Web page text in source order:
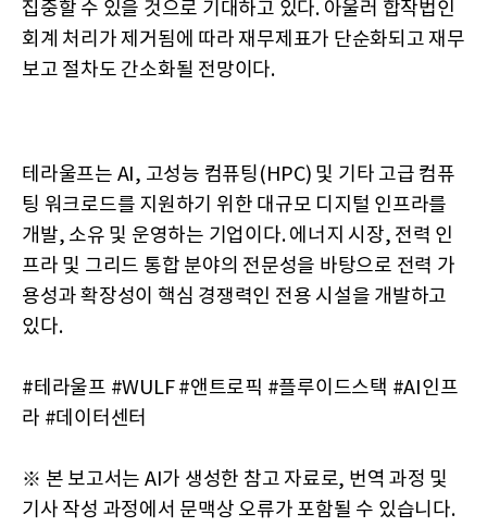
집중할 수 있을 것으로 기대하고 있다. 아울러 합작법인
회계 처리가 제거됨에 따라 재무제표가 단순화되고 재무
보고 절차도 간소화될 전망이다.
테라울프는 AI, 고성능 컴퓨팅(HPC) 및 기타 고급 컴퓨
팅 워크로드를 지원하기 위한 대규모 디지털 인프라를
개발, 소유 및 운영하는 기업이다. 에너지 시장, 전력 인
프라 및 그리드 통합 분야의 전문성을 바탕으로 전력 가
용성과 확장성이 핵심 경쟁력인 전용 시설을 개발하고
있다.
#테라울프 #WULF #앤트로픽 #플루이드스택 #AI인프
라 #데이터센터
※ 본 보고서는 AI가 생성한 참고 자료로, 번역 과정 및
기사 작성 과정에서 문맥상 오류가 포함될 수 있습니다.